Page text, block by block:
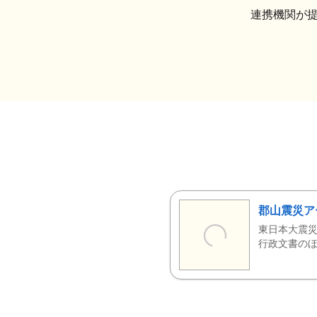
連携機関が
郡山震災
東日本大震
行政文書の